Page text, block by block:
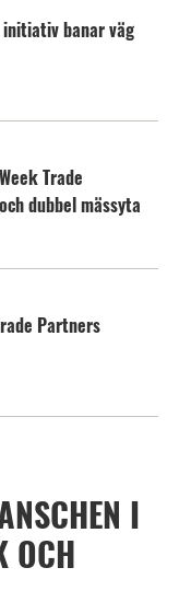
initiativ banar väg
Trade
dubbel mässyta
Partners
I
OCH